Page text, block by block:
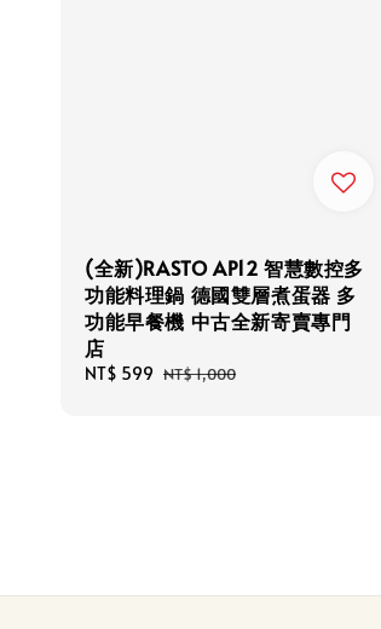
(全新)RASTO AP12 智慧數控多
功能料理鍋 德國雙層煮蛋器 多
功能早餐機 中古全新寄賣專門
店
Sale
NT$ 599 Regular
NT$ 1,000